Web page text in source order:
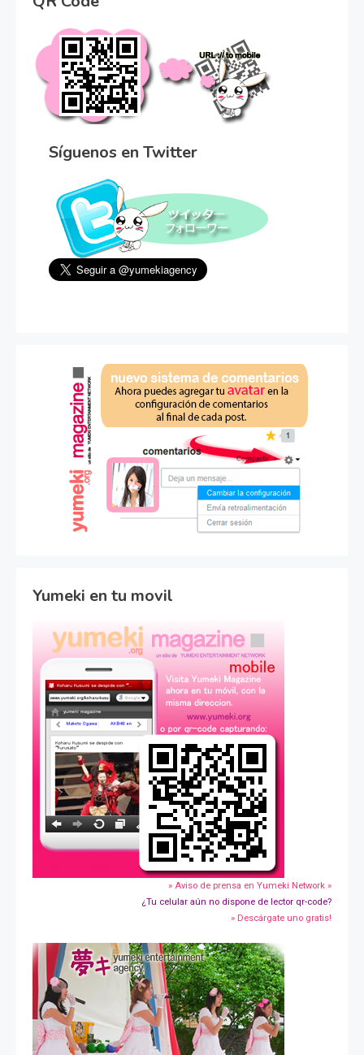
Síguenos en Twitter
Yumeki en tu movil
» Aviso de prensa en Yumeki Network »
¿Tu celular aún no dispone de lector qr-code?
» Descárgate uno gratis!